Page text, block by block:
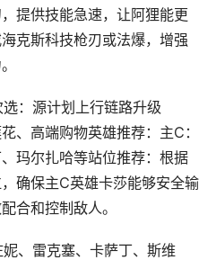
提供技能急速，让阿狸能更
克斯科技枪刃或法爆，增强
：源计划上行链路升级
、高端购物英雄推荐：主C：
玛尔扎哈等站位推荐：根据
确保主C英雄卡莎能够安全输
合和控制敌人。
、雷克塞、卡萨丁、斯维